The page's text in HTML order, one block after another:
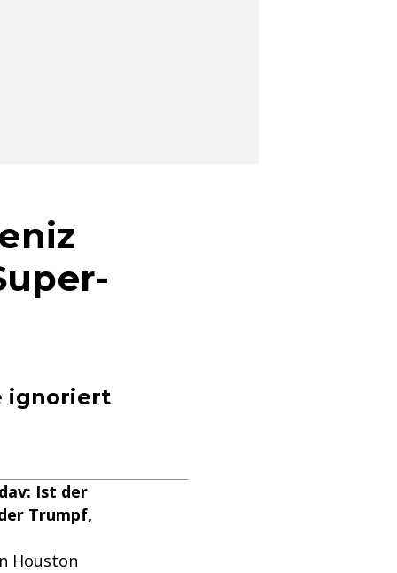
ignoriert
Ist der
Trumpf,
Houston